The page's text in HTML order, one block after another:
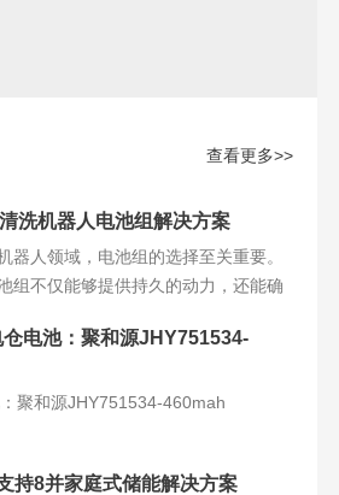
查看更多>>
洗机器人电池组解决方案
器人领域，电池组的选择至关重要。
组不仅能够提供持久的动力，还能确
电池：聚和源JHY751534-
聚和源JHY751534-460mah
持8并家庭式储能解决方案